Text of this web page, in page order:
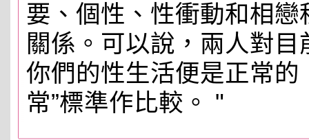
要、個性、性衝動和相
關係。可以說，兩人對
你們的性生活便是正常的
常”標準作比較。 "